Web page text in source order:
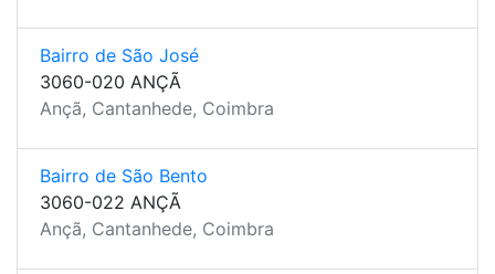
Bairro de São José
3060-020 ANÇÃ
Ançã, Cantanhede, Coimbra
Bairro de São Bento
3060-022 ANÇÃ
Ançã, Cantanhede, Coimbra